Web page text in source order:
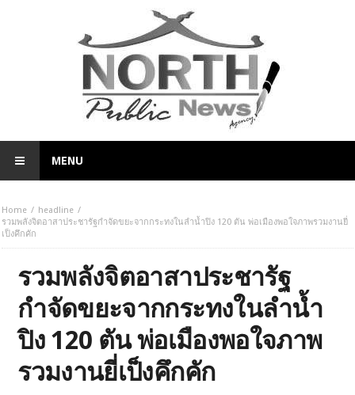
MENU
Home
headline
รวมพลังจิตอาสาประชารัฐกำจัดขยะจากกระทงในลำน้ำปิง 120 ตัน พ่อเมืองพอใจภาพรวมงานยี่
เป็งคึกคัก
รวมพลังจิตอาสาประชารัฐ
กำจัดขยะจากกระทงในลำน้ำ
ปิง 120 ตัน พ่อเมืองพอใจภาพ
รวมงานยี่เป็งคึกคัก